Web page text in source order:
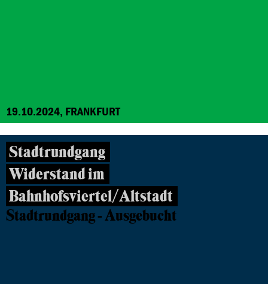
19.10.2024, FRANKFURT
Stadtrundgang
Widerstand im
Bahnhofsviertel/Altstadt
Stadtrundgang - Ausgebucht